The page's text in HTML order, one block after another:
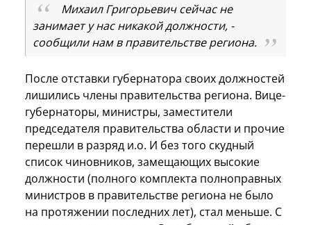
Михаил Григорьевич сейчас не
занимает у нас никакой должности, -
сообщили нам в правительстве региона.
После отставки губернатора своих должностей
лишились члены правительства региона. Вице-
губернаторы, министры, заместители
председателя правительства области и прочие
перешли в разряд и.о. И без того скудный
список чиновников, замещающих высокие
должности (полного комплекта полноправных
министров в правительстве региона не было
на протяжении последних лет), стал меньше. С